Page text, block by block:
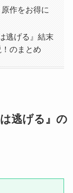
作をお得に
逃げる』結末
のまとめ
逃げる』の